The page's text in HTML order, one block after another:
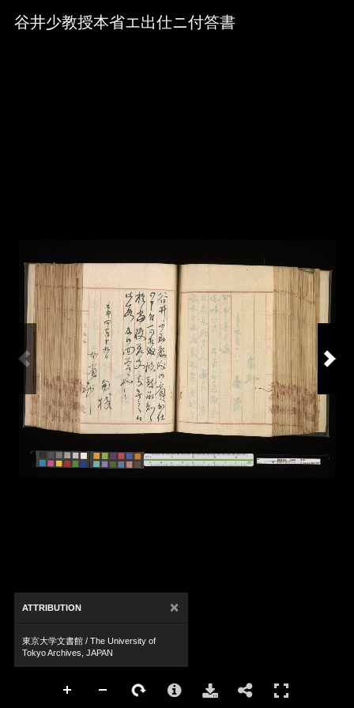
Media Viewer
谷井少教授本省エ出仕ニ付答書
ATTRIBUTION ×
東京大学文書館 / The University of
Tokyo Archives, JAPAN